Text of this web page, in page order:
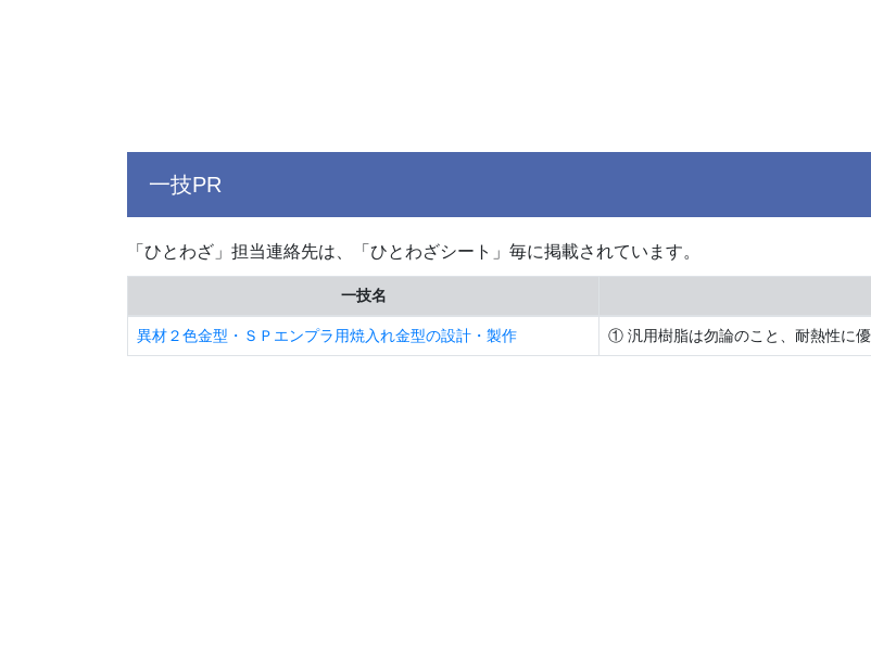
一技PR
「ひとわざ」担当連絡先は、「ひとわざシート」毎に掲載されています。
一技名
異材２色金型・ＳＰエンプラ用焼入れ金型の設計・製作 ① 汎用樹脂は勿論のこと、耐熱性に